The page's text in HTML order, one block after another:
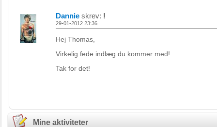
Dannie skrev: !
29-01-2012 23:36
Hej Thomas,
Virkelig fede indlæg du kommer med!
Tak for det!
Mine aktiviteter